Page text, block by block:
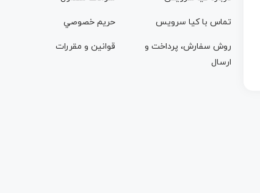
تماس با کيا سرويس
روش سفارش، پرداخت و
ارسال
حريم خصوصي
قوانين و مقررات